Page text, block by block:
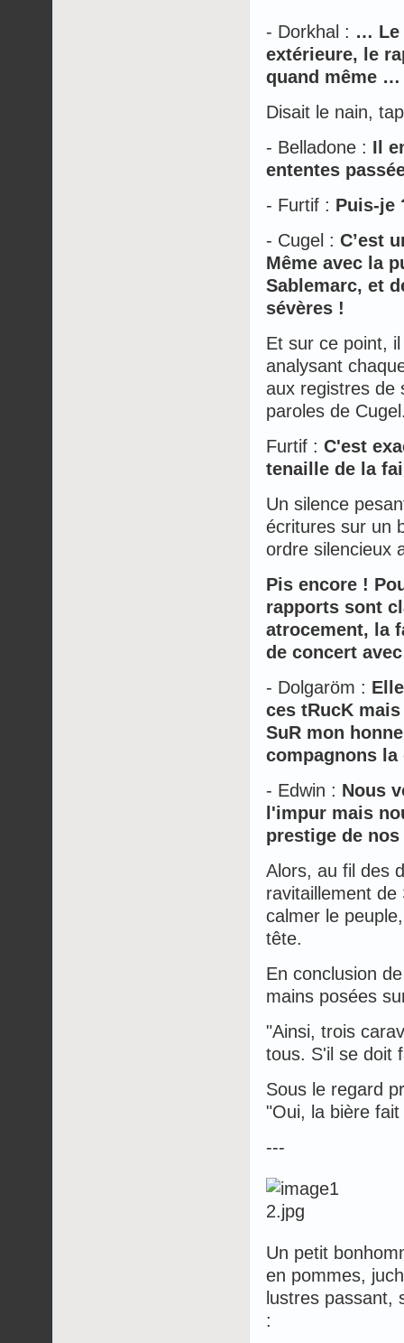
- Dorkhal : … Le
extérieure, le
quand même …
Disait le nain,
- Belladone : Il
ententes
- Furtif : Puis-je
- Cugel : C’est
Même avec la
Sablemarc, et
sévères !
Et sur ce point,
analysant
aux registres de
paroles de
Furtif : C'est
tenaille de la
Un silence
écritures sur un
ordre silencieux
Pis encore !
rapports sont
atrocement, la
de concert
- Dolgaröm :
ces tRucK
SuR mon
compagnons la
- Edwin : Nous
l'impur mais
prestige de
Alors, au fil des
ravitaillement
calmer le
tête.
En conclusion
mains posées
"Ainsi, trois
tous. S'il se doit
Sous le regard
"Oui, la bière
---
Un petit
en pommes,
lustres passant,
: